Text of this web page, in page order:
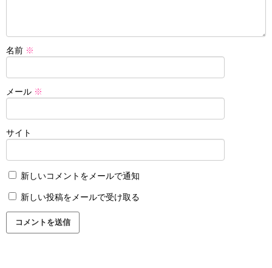
名前 ※
メール ※
サイト
新しいコメントをメールで通知
新しい投稿をメールで受け取る